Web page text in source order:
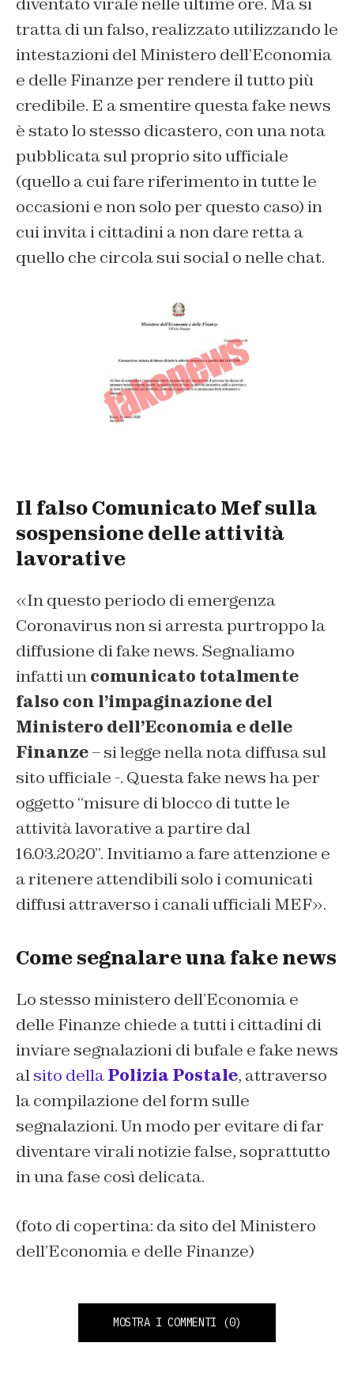
diventato virale nelle ultime ore. Ma si
tratta di un falso, realizzato utilizzando le
intestazioni del Ministero dell’Economia
e delle Finanze per rendere il tutto più
credibile. E a smentire questa fake news
è stato lo stesso dicastero, con una nota
pubblicata sul proprio sito ufficiale
(quello a cui fare riferimento in tutte le
occasioni e non solo per questo caso) in
cui invita i cittadini a non dare retta a
quello che circola sui social o nelle chat.
Il falso Comunicato Mef sulla
sospensione delle attività
lavorative
«In questo periodo di emergenza
Coronavirus non si arresta purtroppo la
diffusione di fake news. Segnaliamo
infatti uncomunicato totalmente
falso con l’impaginazione del
Ministero dell’Economia e delle
Finanze– si legge nella nota diffusa sul
sito ufficiale -. Questa fake news ha per
oggetto “misure di blocco di tutte le
attività lavorative a partire dal
16.03.2020”. Invitiamo a fare attenzione e
a ritenere attendibili solo i comunicati
diffusi attraverso i canali ufficiali MEF».
Come segnalare una fake news
Lo stesso ministero dell’Economia e
delle Finanze chiede a tutti i cittadini di
inviare segnalazioni di bufale e fake news
alsito dellaPolizia Postale, attraverso
la compilazione del form sulle
segnalazioni. Un modo per evitare di far
diventare virali notizie false, soprattutto
in una fase così delicata.
(foto di copertina: da sito del Ministero
dell’Economia e delle Finanze)
MOSTRA I COMMENTI (0)